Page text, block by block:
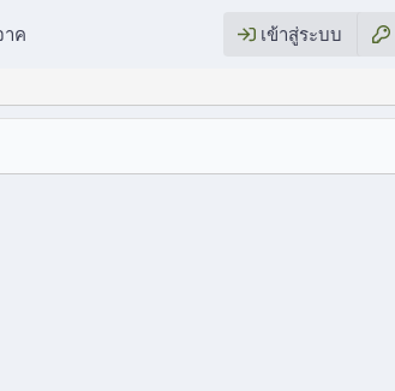
ค เข้าสู่ระบบ